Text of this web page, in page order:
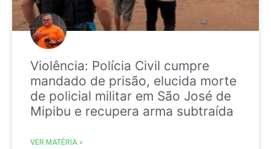
Violência: Polícia Civil cumpre
mandado de prisão, elucida morte
de policial militar em São José de
Mipibu e recupera arma subtraída
VER MATÉRIA »